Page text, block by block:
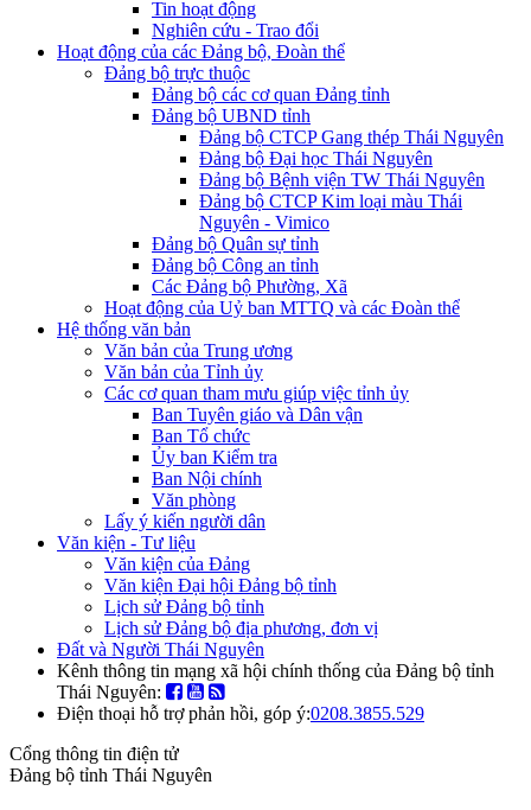
Tin hoạt động
Nghiên cứu - Trao đổi
Hoạt động của các Đảng bộ, Đoàn thể
Đảng bộ trực thuộc
Đảng bộ các cơ quan Đảng tỉnh
Đảng bộ UBND tỉnh
Đảng bộ CTCP Gang thép Thái Nguyên
Đảng bộ Đại học Thái Nguyên
Đảng bộ Bệnh viện TW Thái Nguyên
Đảng bộ CTCP Kim loại màu Thái
Nguyên - Vimico
Đảng bộ Quân sự tỉnh
Đảng bộ Công an tỉnh
Các Đảng bộ Phường, Xã
Hoạt động của Uỷ ban MTTQ và các Đoàn thể
Hệ thống văn bản
Văn bản của Trung ương
Văn bản của Tỉnh ủy
Các cơ quan tham mưu giúp việc tỉnh ủy
Ban Tuyên giáo và Dân vận
Ban Tổ chức
Ủy ban Kiểm tra
Ban Nội chính
Văn phòng
Lấy ý kiến người dân
Văn kiện - Tư liệu
Văn kiện của Đảng
Văn kiện Đại hội Đảng bộ tỉnh
Lịch sử Đảng bộ tỉnh
Lịch sử Đảng bộ địa phương, đơn vị
Đất và Người Thái Nguyên
Kênh thông tin mạng xã hội chính thống của Đảng bộ tỉnh
Thái Nguyên:
Điện thoại hỗ trợ phản hồi, góp ý:0208.3855.529
Cổng thông tin điện tử
Đảng bộ tỉnh Thái Nguyên